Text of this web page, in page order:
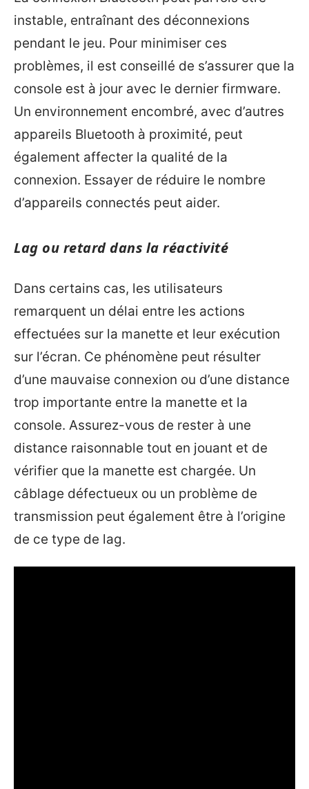
instable, entraînant des déconnexions
pendant le jeu. Pour minimiser ces
problèmes, il est conseillé de s’assurer que la
console est à jour avec le dernier firmware.
Un environnement encombré, avec d’autres
appareils Bluetooth à proximité, peut
également affecter la qualité de la
connexion. Essayer de réduire le nombre
d’appareils connectés peut aider.
Lag ou retard dans la réactivité
Dans certains cas, les utilisateurs
remarquent un délai entre les actions
effectuées sur la manette et leur exécution
sur l’écran. Ce phénomène peut résulter
d’une mauvaise connexion ou d’une distance
trop importante entre la manette et la
console. Assurez-vous de rester à une
distance raisonnable tout en jouant et de
vérifier que la manette est chargée. Un
câblage défectueux ou un problème de
transmission peut également être à l’origine
de ce type de lag.